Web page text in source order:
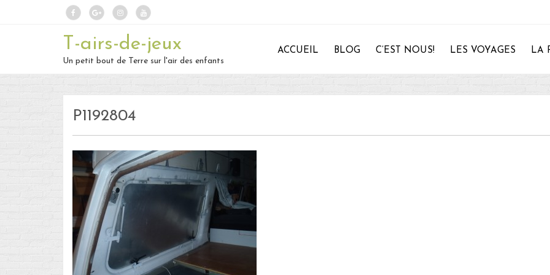
T-airs-de-jeux
Un petit bout de Terre sur l'air des enfants
ACCUEIL BLOG C’EST NOUS! LES VOYAGES LA
P1192804